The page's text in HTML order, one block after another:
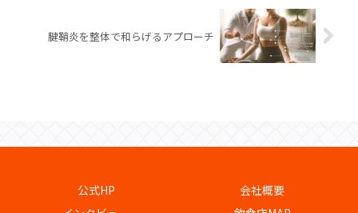
腱鞘炎を整体で和らげるアプローチ
公式HP
会社概要